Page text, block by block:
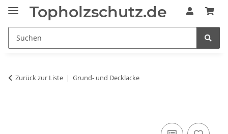
Topholzschutz.de
Zurück zur Liste Grund- und Decklacke